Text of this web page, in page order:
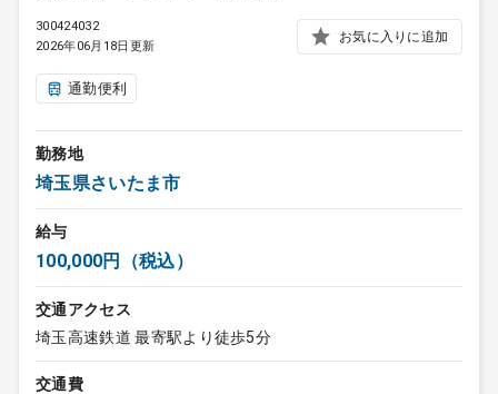
300424032
2026年06月18日更新
お気に入りに追加
通勤便利
勤務地
埼玉県さいたま市
給与
100,000円（税込）
交通アクセス
埼玉高速鉄道 最寄駅より徒歩5分
交通費